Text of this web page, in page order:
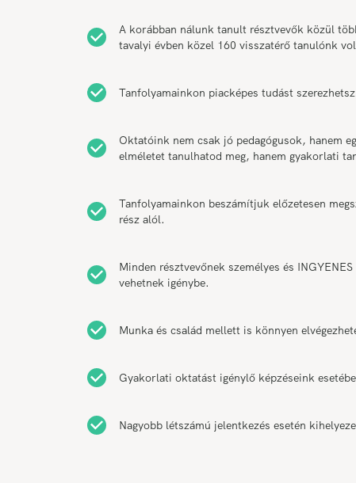
A korábban nálunk tanult résztvevők közül
tavalyi évben közel 160 visszatérő tanulónk
Tanfolyamainkon piacképes tudást
Oktatóink nem csak jó pedagógusok, hanem
elméletet tanulhatod meg, hanem gyakorlati
Tanfolyamainkon beszámítjuk előzetesen
rész alól.
Minden résztvevőnek személyes és
vehetnek igénybe.
Munka és család mellett is könnyen
Gyakorlati oktatást igénylő képzéseink
Nagyobb létszámú jelentkezés esetén